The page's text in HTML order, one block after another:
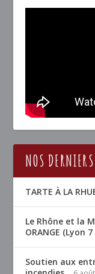
NOS
TARTE À LA
Le Rhône et la
ORANGE (Lyon
Soutien aux